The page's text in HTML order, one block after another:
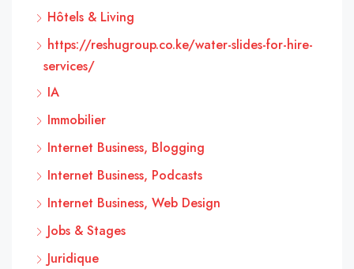
Hôtels & Living
https://reshugroup.co.ke/water-slides-for-hire-
services/
IA
Immobilier
Internet Business, Blogging
Internet Business, Podcasts
Internet Business, Web Design
Jobs & Stages
Juridique